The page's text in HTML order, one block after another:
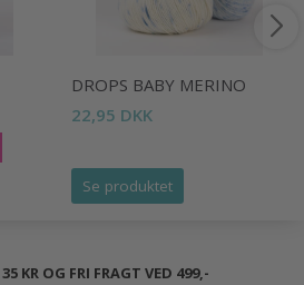
DROPS BABY MERINO
22,95 DKK
Se produktet
KR OG FRI FRAGT VED 499,-